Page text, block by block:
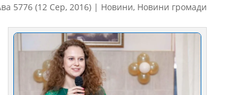
5776 (12 Сер, 2016)| Новини, Новини громади